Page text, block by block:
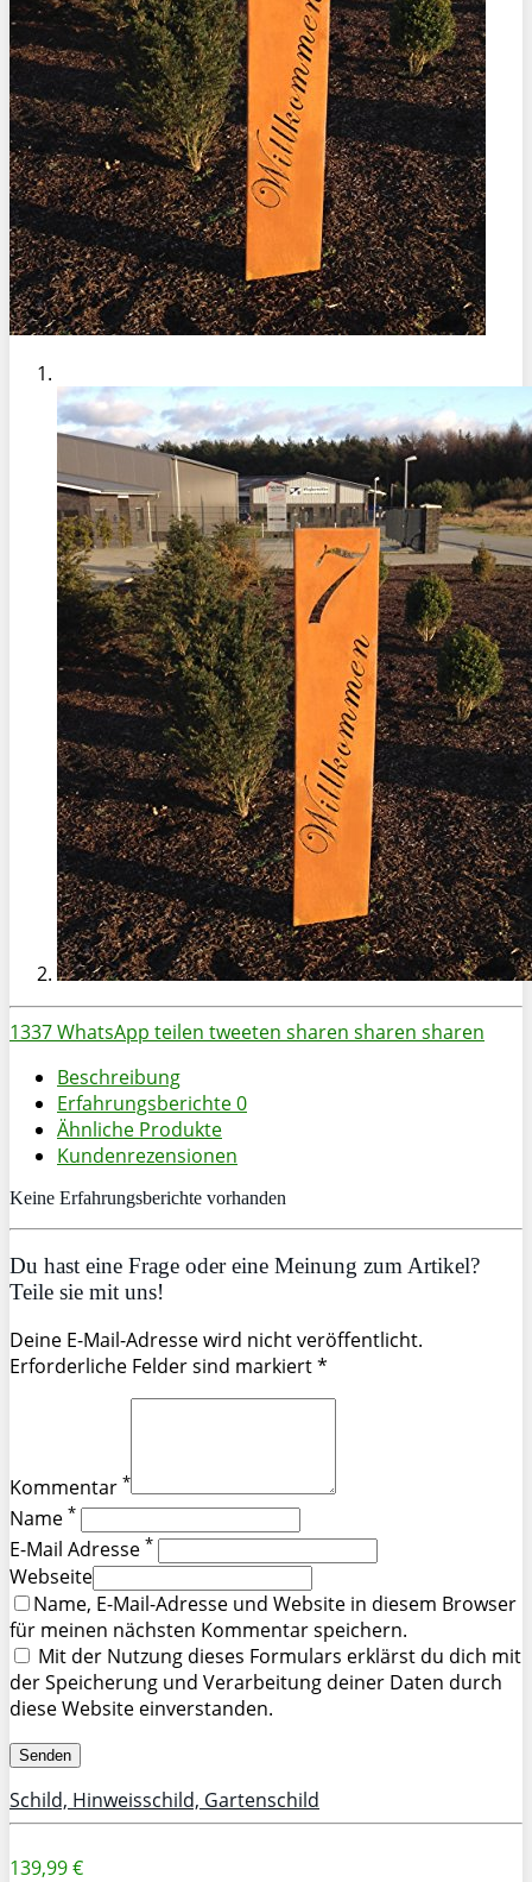
1337WhatsApp teilen tweeten sharen sharen sharen
Beschreibung
Erfahrungsberichte0
Ähnliche Produkte
Kundenrezensionen
Keine Erfahrungsberichte vorhanden
Du hast eine Frage oder eine Meinung zum Artikel?
Teile sie mit uns!
Deine E-Mail-Adresse wird nicht veröffentlicht.
Erforderliche Felder sind markiert *
Kommentar *
Name *
E-Mail Adresse *
Webseite
Name, E-Mail-Adresse und Website in diesem Browser
für meinen nächsten Kommentar speichern.
Mit der Nutzung dieses Formulars erklärst du dich mit
der Speicherung und Verarbeitung deiner Daten durch
diese Website einverstanden.
Schild, Hinweisschild, Gartenschild
139,99 €